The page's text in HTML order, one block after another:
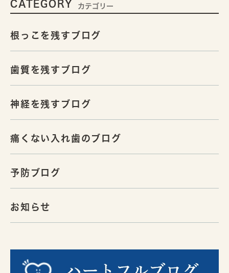
CATEGORY カテゴリー
根っこを残すブログ
歯質を残すブログ
神経を残すブログ
痛くない入れ歯のブログ
予防ブログ
お知らせ